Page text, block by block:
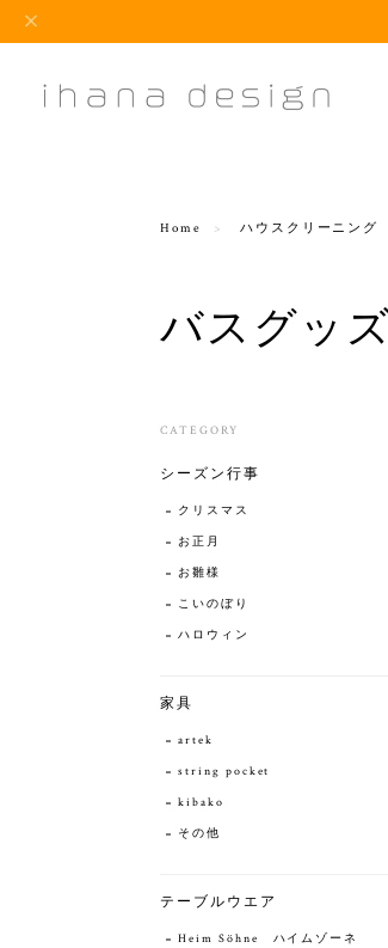
Home ハウスクリーニング
バスグッ
CATEGORY
シーズン行事
クリスマス
お正月
お雛様
こいのぼり
ハロウィン
家具
artek
string pocket
kibako
その他
テーブルウエア
Heim Söhne ハイムゾーネ